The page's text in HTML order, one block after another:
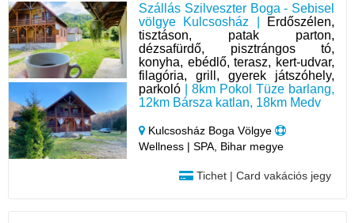
Szállás Szilveszter Boga - Sebisel
völgye Kulcsosház |
Erdőszélen,
tisztáson, patak parton,
dézsafürdő, pisztrángos tó,
konyha, ebédlő, terasz, kert-udvar,
filagória, grill, gyerek játszóhely,
parkoló | 8km Pokol Tüze barlang,
12km Bársza katlan, 18km Medv
Kulcsosház Boga Völgye
Wellness | SPA, Bihar megye
Tichet | Card vakációs jegy